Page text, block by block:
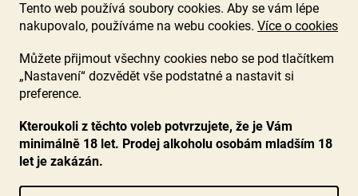
Tento web používá soubory cookies. Aby se vám lépe
nakupovalo, používáme na webu cookies. Více o cookies
Můžete přijmout všechny cookies nebo se pod tlačítkem
„Nastavení“ dozvědět vše podstatné a nastavit si
preference.
Kteroukoli z těchto voleb potvrzujete, že je Vám
minimálně 18 let. Prodej alkoholu osobám mladším 18
let je zakázán.
ZÁKAZ PRODEJE ALKOHOLU OSOBÁM MLADŠÍM 18 LET. Pijte s
mírou i když pijete s Mírou.